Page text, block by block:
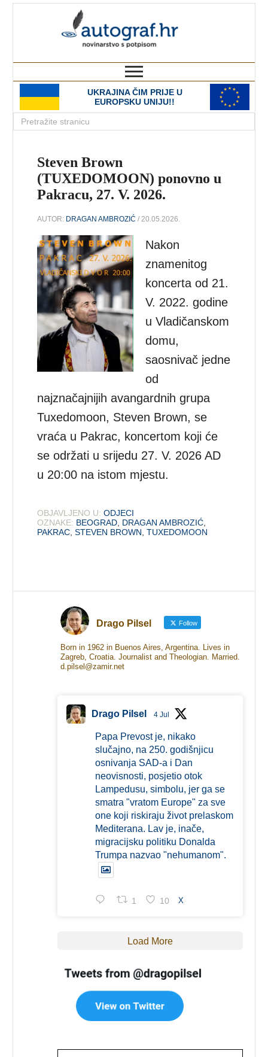
UKRAJINA ČIM PRIJE U
EUROPSKU UNIJU!!
Steven Brown
(TUXEDOMOON) ponovno u
Pakracu, 27. V. 2026.
AUTOR: DRAGAN AMBROZIĆ / 20.05.2026.
Nakon
znamenitog
koncerta od 21.
V. 2022. godine
u Vladičanskom
domu,
saosnivač jedne
od
najznačajnijih avangardnih grupa
Tuxedomoon, Steven Brown, se
vraća u Pakrac, koncertom koji će
se održati u srijedu 27. V. 2026 AD
u 20:00 na istom mjestu.
OBJAVLJENO U: ODJECI
OZNAKE: BEOGRAD DRAGAN AMBROZIĆ
PAKRAC ,STEVEN BROWN ,TUXEDOMOON
Drago Pilsel Follow
Born in 1962 in Buenos Aires, Argentina. Lives in
Zagreb, Croatia. Journalist and Theologian. Married.
d.pilsel@zamir.net
Drago Pilsel 4 Jul
Papa Prevost je, nikako
slučajno, na 250. godišnjicu
osnivanja SAD-a i Dan
neovisnosti, posjetio otok
Lampedusu, simbolu, jer ga se
smatra "vratom Europe" za sve
one koji riskiraju život prelaskom
Mediterana. Lav je, inače,
migracijsku politiku Donalda
Trumpa nazvao "nehumanom".
1 10 X
Load More